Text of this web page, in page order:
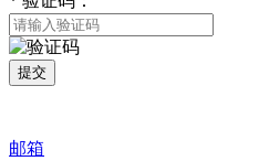
提交
邮箱